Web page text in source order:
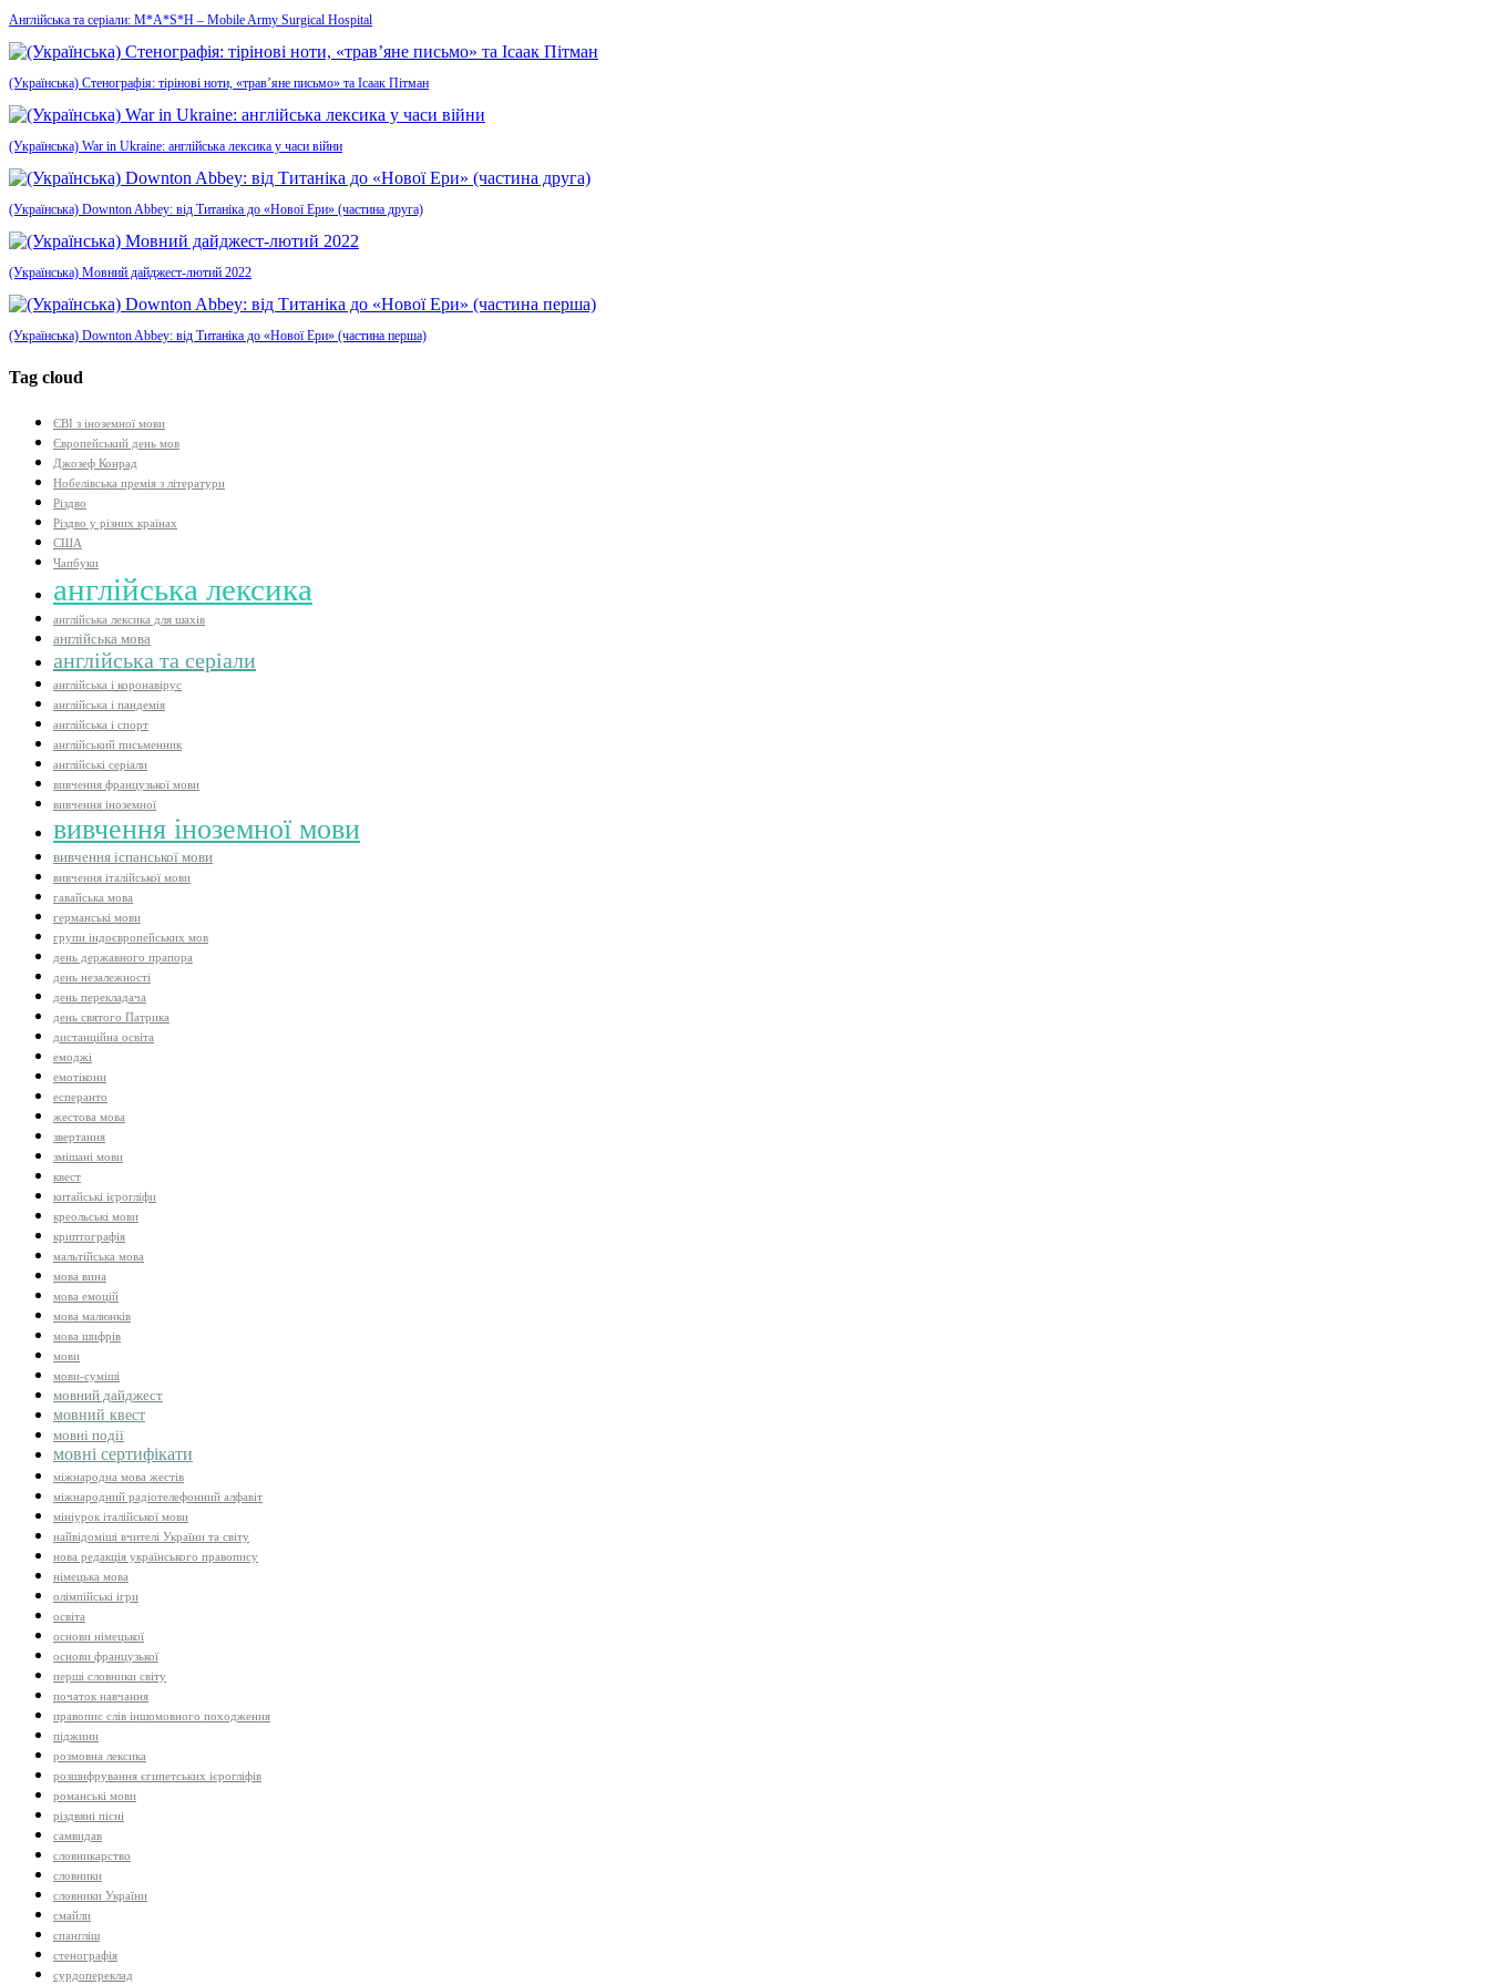
Англійська та серіали: M*A*S*H – Mobile Army Surgical Hospital
(Українська) Стенографія: тірінові ноти, «трав’яне письмо» та Ісаак Пітман
(Українська) War in Ukraine: англійська лексика у часи війни
(Українська) Downton Abbey: від Титаніка до «Нової Ери» (частина друга)
(Українська) Мовний дайджест-лютий 2022
(Українська) Downton Abbey: від Титаніка до «Нової Ери» (частина перша)
Tag cloud
ЄВІ з іноземної мови
Європейський день мов
Джозеф Конрад
Нобелівська премія з літератури
Різдво
Різдво у різних країнах
США
Чапбуки
англійська лексика
англійська лексика для шахів
англійська мова
англійська та серіали
англійська і коронавірус
англійська і пандемія
англійська і спорт
англійський письменник
англійські серіали
вивчення французької мови
вивчення іноземної
вивчення іноземної мови
вивчення іспанської мови
вивчення італійської мови
гавайська мова
германські мови
групи індоєвропейських мов
день державного прапора
день незалежності
день перекладача
день святого Патрика
дистанційна освіта
емоджі
емотікони
есперанто
жестова мова
звертання
змішані мови
квест
китайські ієрогліфи
креольські мови
криптографія
мальтійська мова
мова вина
мова емоцій
мова малюнків
мова шифрів
мови
мови-суміші
мовний дайджест
мовний квест
мовні події
мовні сертифікати
міжнародна мова жестів
міжнародний радіотелефонний алфавіт
мініурок італійської мови
найвідоміші вчителі України та світу
нова редакція українського правопису
німецька мова
олімпійські ігри
освіта
основи німецької
основи французької
перші словники світу
початок навчання
правопис слів іншомовного походження
піджини
розмовна лексика
розшифрування єгипетських ієрогліфів
романські мови
різдвяні пісні
самвидав
словникарство
словники
словники України
смайли
спангліш
стенографія
сурдопереклад